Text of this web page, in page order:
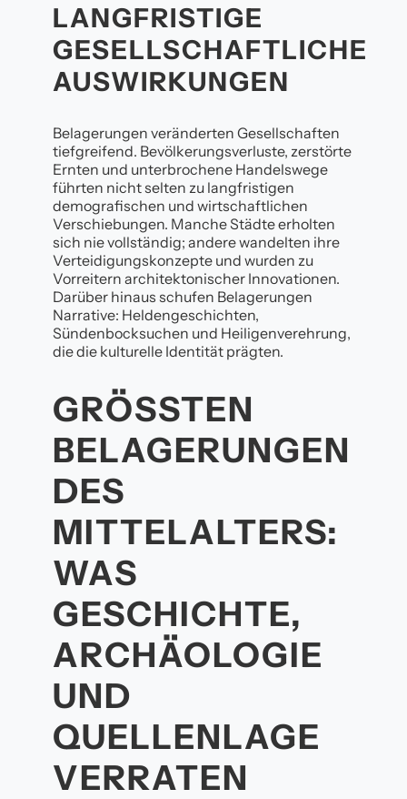
LANGFRISTIGE
GESELLSCHAFTLICHE
AUSWIRKUNGEN
Belagerungen veränderten Gesellschaften
tiefgreifend. Bevölkerungsverluste, zerstörte
Ernten und unterbrochene Handelswege
führten nicht selten zu langfristigen
demografischen und wirtschaftlichen
Verschiebungen. Manche Städte erholten
sich nie vollständig; andere wandelten ihre
Verteidigungskonzepte und wurden zu
Vorreitern architektonischer Innovationen.
Darüber hinaus schufen Belagerungen
Narrative: Heldengeschichten,
Sündenbocksuchen und Heiligenverehrung,
die die kulturelle Identität prägten.
GRÖSSTEN B
ELAGERUNGEN D
ES M
ITTELALTERS: W
AS G
ESCHICHTE, A
RCHÄOLOGIE U
ND Q
UELLENLAGE V
ERRATEN